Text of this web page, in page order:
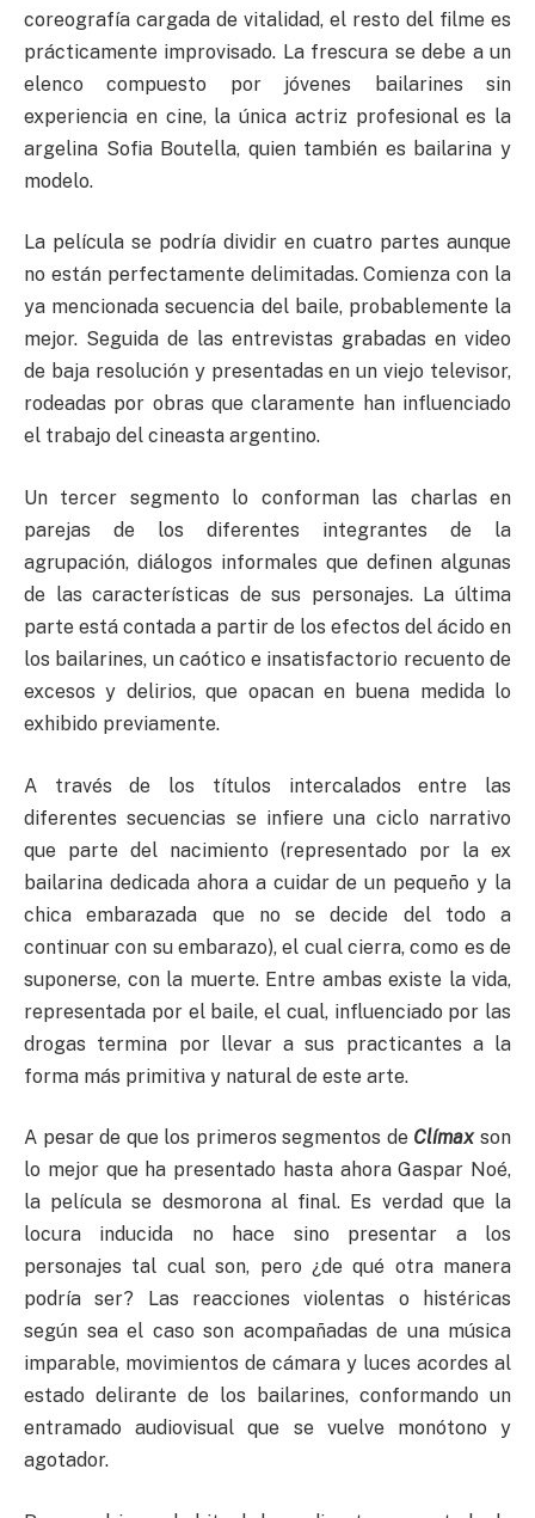
coreografía cargada de vitalidad, el resto del filme es
prácticamente improvisado. La frescura se debe a un
elenco compuesto por jóvenes bailarines sin
experiencia en cine, la única actriz profesional es la
argelina Sofia Boutella, quien también es bailarina y
modelo.
La película se podría dividir en cuatro partes aunque
no están perfectamente delimitadas. Comienza con la
ya mencionada secuencia del baile, probablemente la
mejor. Seguida de las entrevistas grabadas en video
de baja resolución y presentadas en un viejo televisor,
rodeadas por obras que claramente han influenciado
el trabajo del cineasta argentino.
Un tercer segmento lo conforman las charlas en
parejas de los diferentes integrantes de la
agrupación, diálogos informales que definen algunas
de las características de sus personajes. La última
parte está contada a partir de los efectos del ácido en
los bailarines, un caótico e insatisfactorio recuento de
excesos y delirios, que opacan en buena medida lo
exhibido previamente.
A través de los títulos intercalados entre las
diferentes secuencias se infiere una ciclo narrativo
que parte del nacimiento (representado por la ex
bailarina dedicada ahora a cuidar de un pequeño y la
chica embarazada que no se decide del todo a
continuar con su embarazo), el cual cierra, como es de
suponerse, con la muerte. Entre ambas existe la vida,
representada por el baile, el cual, influenciado por las
drogas termina por llevar a sus practicantes a la
forma más primitiva y natural de este arte.
A pesar de que los primeros segmentos de Clímaxson
lo mejor que ha presentado hasta ahora Gaspar Noé,
la película se desmorona al final. Es verdad que la
locura inducida no hace sino presentar a los
personajes tal cual son, pero ¿de qué otra manera
podría ser? Las reacciones violentas o histéricas
según sea el caso son acompañadas de una música
imparable, movimientos de cámara y luces acordes al
estado delirante de los bailarines, conformando un
entramado audiovisual que se vuelve monótono y
agotador.